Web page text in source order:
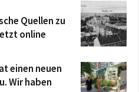
Quellen zu
online
einen neuen
Wir haben